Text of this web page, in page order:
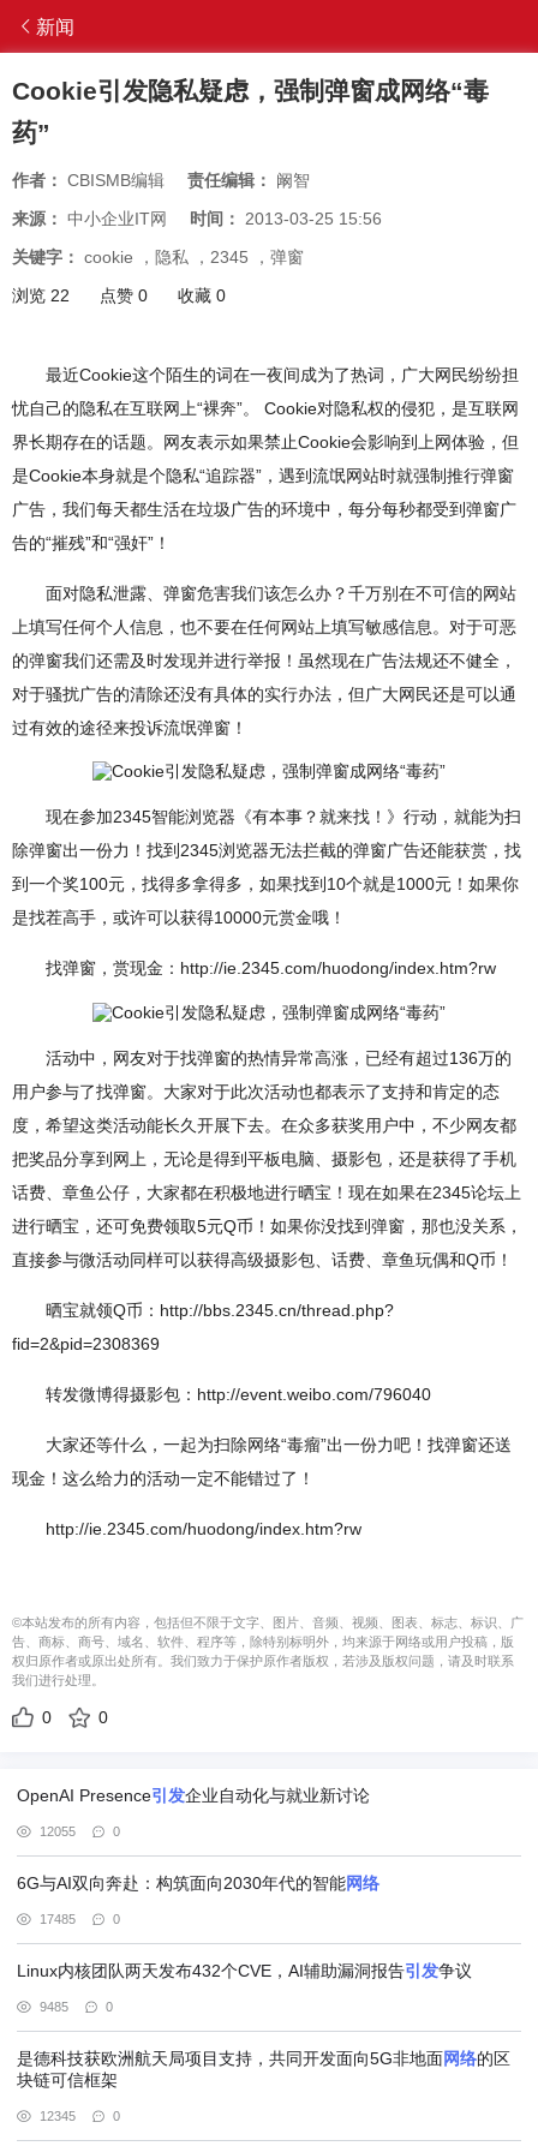
新闻
Cookie引发隐私疑虑，强制弹窗成网络“毒
药”
作者： CBISMB编辑 责任编辑： 阚智
来源： 中小企业IT网 时间： 2013-03-25 15:56
关键字： cookie ， 隐私 ， 2345 ， 弹窗
浏览 22
点赞 0 收藏 0
最近Cookie这个陌生的词在一夜间成为了热词，广大网民纷纷担
忧自己的隐私在互联网上“裸奔”。 Cookie对隐私权的侵犯，是互联网
界长期存在的话题。网友表示如果禁止Cookie会影响到上网体验，但
是Cookie本身就是个隐私“追踪器”，遇到流氓网站时就强制推行弹窗
广告，我们每天都生活在垃圾广告的环境中，每分每秒都受到弹窗广
告的“摧残”和“强奸”！
面对隐私泄露、弹窗危害我们该怎么办？千万别在不可信的网站
上填写任何个人信息，也不要在任何网站上填写敏感信息。对于可恶
的弹窗我们还需及时发现并进行举报！虽然现在广告法规还不健全，
对于骚扰广告的清除还没有具体的实行办法，但广大网民还是可以通
过有效的途径来投诉流氓弹窗！
现在参加2345智能浏览器《有本事？就来找！》行动，就能为扫
除弹窗出一份力！找到2345浏览器无法拦截的弹窗广告还能获赏，找
到一个奖100元，找得多拿得多，如果找到10个就是1000元！如果你
是找茬高手，或许可以获得10000元赏金哦！
找弹窗，赏现金：http://ie.2345.com/huodong/index.htm?rw
活动中，网友对于找弹窗的热情异常高涨，已经有超过136万的
用户参与了找弹窗。大家对于此次活动也都表示了支持和肯定的态
度，希望这类活动能长久开展下去。在众多获奖用户中，不少网友都
把奖品分享到网上，无论是得到平板电脑、摄影包，还是获得了手机
话费、章鱼公仔，大家都在积极地进行晒宝！现在如果在2345论坛上
进行晒宝，还可免费领取5元Q币！如果你没找到弹窗，那也没关系，
直接参与微活动同样可以获得高级摄影包、话费、章鱼玩偶和Q币！
晒宝就领Q币：http://bbs.2345.cn/thread.php?
fid=2&pid=2308369
转发微博得摄影包：http://event.weibo.com/796040
大家还等什么，一起为扫除网络“毒瘤”出一份力吧！找弹窗还送
现金！这么给力的活动一定不能错过了！
http://ie.2345.com/huodong/index.htm?rw
©本站发布的所有内容，包括但不限于文字、图片、音频、视频、图表、标志、标识、广
告、商标、商号、域名、软件、程序等，除特别标明外，均来源于网络或用户投稿，版
权归原作者或原出处所有。我们致力于保护原作者版权，若涉及版权问题，请及时联系
我们进行处理。
0 0
OpenAI Presence引发企业自动化与就业新讨论
12055 0
6G与AI双向奔赴：构筑面向2030年代的智能网络
17485 0
Linux内核团队两天发布432个CVE，AI辅助漏洞报告引发争议
9485 0
是德科技获欧洲航天局项目支持，共同开发面向5G非地面网络的区
块链可信框架
12345 0